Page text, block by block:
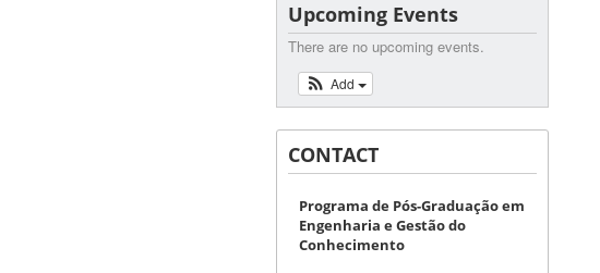
Upcoming Events
There are no upcoming events.
Add
CONTACT
Programa de Pós-Graduação em
Engenharia e Gestão do
Conhecimento